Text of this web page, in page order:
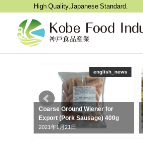
High Quality,Japanese Standard.
english_news
Coarse Ground Wiener for
Export (Pork Sausage) 400g
2021年1月21日